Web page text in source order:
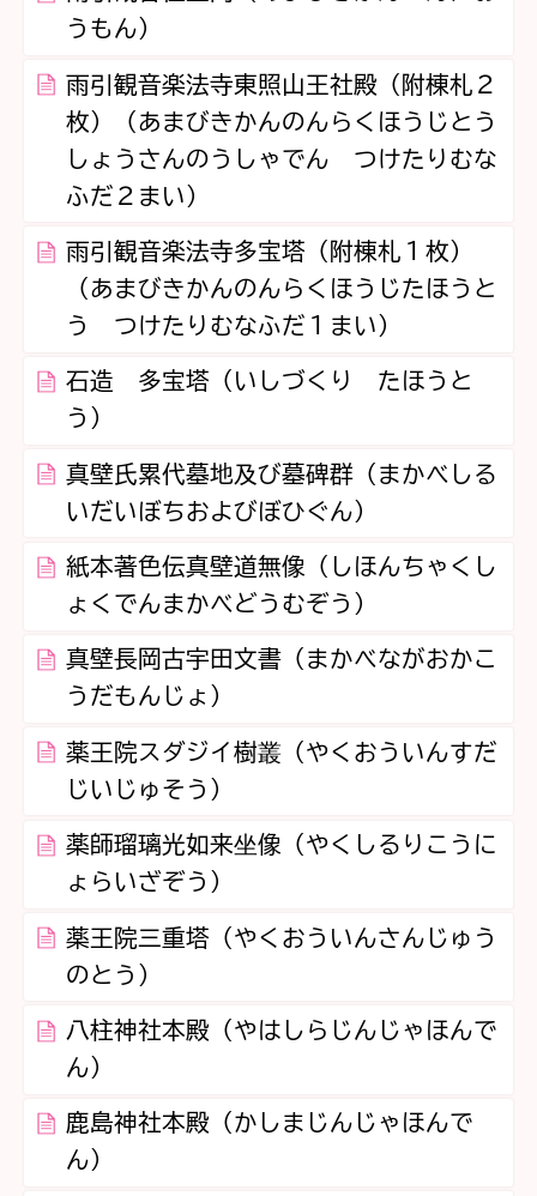
うもん）
雨引観音楽法寺東照山王社殿（附棟札２
枚）（あまびきかんのんらくほうじとう
しょうさんのうしゃでん つけたりむな
ふだ２まい）
雨引観音楽法寺多宝塔（附棟札１枚）
（あまびきかんのんらくほうじたほうと
う つけたりむなふだ１まい）
石造 多宝塔（いしづくり たほうと
う）
真壁氏累代墓地及び墓碑群（まかべしる
いだいぼちおよびぼひぐん）
紙本著色伝真壁道無像（しほんちゃくし
ょくでんまかべどうむぞう）
真壁長岡古宇田文書（まかべながおかこ
うだもんじょ）
薬王院スダジイ樹叢（やくおういんすだ
じいじゅそう）
薬師瑠璃光如来坐像（やくしるりこうに
ょらいざぞう）
薬王院三重塔（やくおういんさんじゅう
のとう）
八柱神社本殿（やはしらじんじゃほんで
ん）
鹿島神社本殿（かしまじんじゃほんで
ん）